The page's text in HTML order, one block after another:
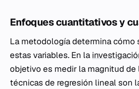
Enfoques cuantitativos y
La metodología determina cómo
estas variables. En la
objetivo es medir la magnitud de
técnicas de regresión lineal son